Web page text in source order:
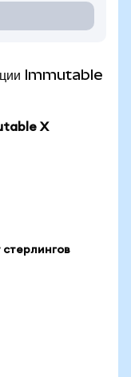
Immutable
X